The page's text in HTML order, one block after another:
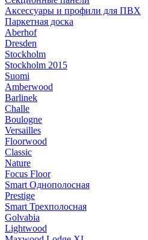
Аксессуары и профили для ПВХ
Паркетная доска
Aberhof
Dresden
Stockholm
Stockholm 2015
Suomi
Amberwood
Barlinek
Challe
Boulogne
Versailles
Floorwood
Classic
Nature
Focus Floor
Smart Однополосная
Prestige
Smart Трехполосная
Golvabia
Lightwood